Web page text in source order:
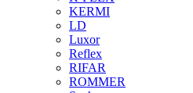
KERMI
LD
Luxor
Reflex
RIFAR
ROMMER